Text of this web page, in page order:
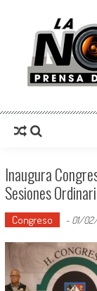
La Nota
Inaugura
Sesiones
Congreso - 01/